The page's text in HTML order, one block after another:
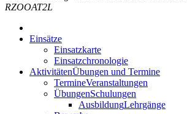
RZOOAT2L
Einsätze
Einsatzkarte
Einsatzchronologie
AktivitätenÜbungen und Termine
TermineVeranstaltungen
ÜbungenSchulungen
AusbildungLehrgänge